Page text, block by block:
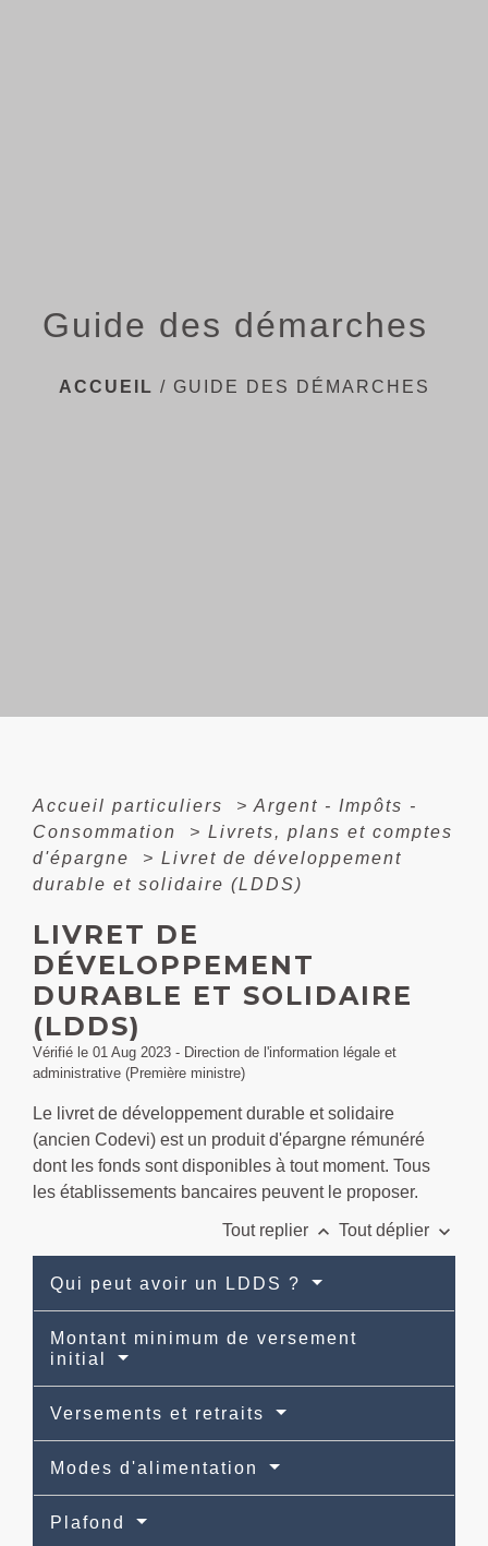
Guide des démarches
ACCUEIL / GUIDE DES DÉMARCHES
Accueil particuliers > Argent - Impôts -
Consommation
> Livrets, plans et comptes
d'épargne
> Livret de développement
durable et solidaire (LDDS)
LIVRET DE
DÉVELOPPEMENT
DURABLE ET SOLIDAIRE
(LDDS)
Vérifié le 01 Aug 2023 - Direction de l'information légale et
administrative (Première ministre)
Le livret de développement durable et solidaire
(ancien Codevi) est un produit d'épargne rémunéré
dont les fonds sont disponibles à tout moment. Tous
les établissements bancaires peuvent le proposer.
Tout replier keyboard_arrow_up Tout déplier keyboard_arrow_down
Qui peut avoir un LDDS ?
Montant minimum de versement
initial
Versements et retraits
Modes d'alimentation
Plafond